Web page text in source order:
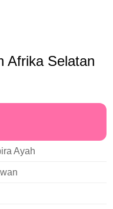
Afrika Selatan
Ayah